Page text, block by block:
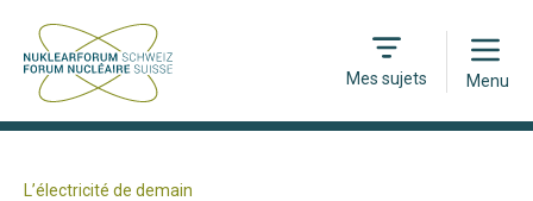
Mes sujets
Open
Menu
L’électricité de demain